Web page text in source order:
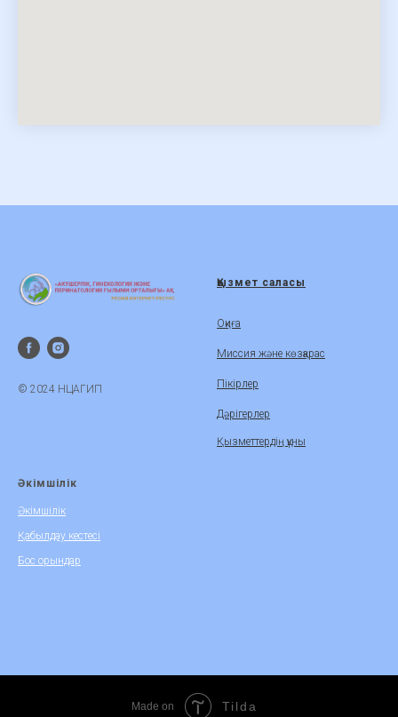
© 2024 НЦАГИП
Қызмет саласы
Оқиға
Миссия және көзқарас
Пікірлер
Дәрігерлер
Қызметтердің құны
Әкімшілік
Әкімшілік
Қабылдау кестесі
Бос орындар
Made on Tilda